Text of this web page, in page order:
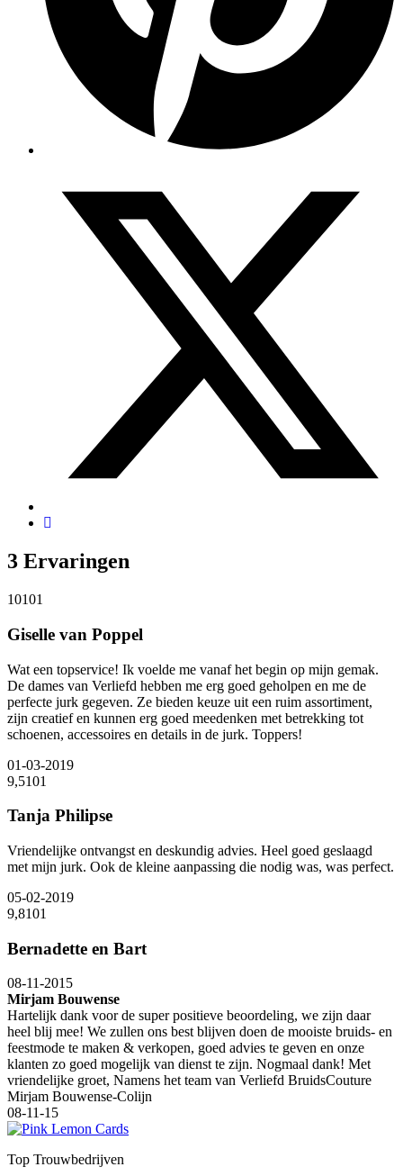
3 Ervaringen
10101
Giselle van Poppel
Wat een topservice! Ik voelde me vanaf het begin op mijn gemak.
De dames van Verliefd hebben me erg goed geholpen en me de
perfecte jurk gegeven. Ze bieden keuze uit een ruim assortiment,
zijn creatief en kunnen erg goed meedenken met betrekking tot
schoenen, accessoires en details in de jurk. Toppers!
01-03-2019
9,5101
Tanja Philipse
Vriendelijke ontvangst en deskundig advies. Heel goed geslaagd
met mijn jurk. Ook de kleine aanpassing die nodig was, was perfect.
05-02-2019
9,8101
Bernadette en Bart
08-11-2015
Mirjam Bouwense
Hartelijk dank voor de super positieve beoordeling, we zijn daar
heel blij mee! We zullen ons best blijven doen de mooiste bruids- en
feestmode te maken & verkopen, goed advies te geven en onze
klanten zo goed mogelijk van dienst te zijn. Nogmaal dank! Met
vriendelijke groet, Namens het team van Verliefd BruidsCouture
Mirjam Bouwense-Colijn
08-11-15
Top Trouwbedrijven